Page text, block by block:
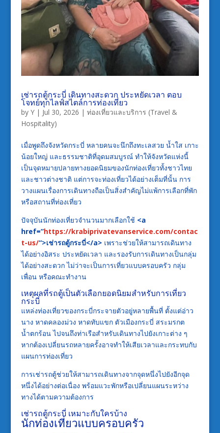
เช่ารถตู้กระบี่ เดินทางสะดวก ประหยัดเวลา ตอบ
โจทย์ทุกไลฟ์สไตล์การท่องเที่ยว
by Y| Jul 30, 2026 | ท่องเที่ยวและบริการ (Travel &
Hospitality)
เมื่อพูดถึงจังหวัดกระบี่ หลายคนจะนึกถึงทะเลสวย น้ำใส เกาะ
น้อยใหญ่ และธรรมชาติที่อุดมสมบูรณ์ ทำให้จังหวัดแห่งนี้
เป็นจุดหมายปลายทางยอดนิยมของนักท่องเที่ยวทั้งชาวไทย
และชาวต่างชาติ แต่การจะท่องเที่ยวได้อย่างเต็มที่นั้น การ
วางแผนเรื่องการเดินทางถือเป็นสิ่งสำคัญไม่แพ้การเลือกที่พัก
หรือสถานที่ท่องเที่ยว
ปัจจุบันนักท่องเที่ยวจำนวนมากเลือกใช้ <a
href=”https://krabiprivatevanservice.com/contac
t-us/“>เช่ารถตู้กระบี่</a> เพราะช่วยให้สามารถเดินทาง
ได้อย่างอิสระ ประหยัดเวลา และรองรับการเดินทางเป็นกลุ่ม
ได้อย่างสะดวก ไม่ว่าจะเป็นการเที่ยวแบบครอบครัว กลุ่ม
เพื่อน หรือคณะทำงาน
เหตุผลที่รถตู้เป็นตัวเลือกยอดนิยมสำหรับการเที่ยว
กระบี่
แหล่งท่องเที่ยวของกระบี่กระจายตัวอยู่หลายพื้นที่ ตั้งแต่อ่าว
นาง หาดคลองม่วง หาดทับแขก ตัวเมืองกระบี่ สระมรกต
น้ำตกร้อน ไปจนถึงท่าเรือสำหรับเดินทางไปยังเกาะต่าง ๆ
หากต้องเปลี่ยนรถหลายครั้งอาจทำให้เสียเวลาและกระทบกับ
แผนการท่องเที่ยว
การเช่ารถตู้ช่วยให้สามารถเดินทางจากจุดหนึ่งไปยังอีกจุด
หนึ่งได้อย่างต่อเนื่อง พร้อมแวะพักหรือเปลี่ยนแผนระหว่าง
ทางได้ตามความต้องการ
เช่ารถตู้กระบี่ เหมาะกับใครบ้าง
นักท่องเที่ยวแบบครอบครัว